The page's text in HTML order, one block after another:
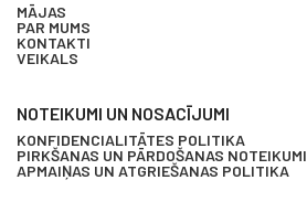
MĀJAS
PAR MUMS
KONTAKTI
VEIKALS
NOTEIKUMI UN NOSACĪJUMI
KONFIDENCIALITĀTES POLITIKA
PIRKŠANAS UN PĀRDOŠANAS NOTEIKUMI
APMAIŅAS UN ATGRIEŠANAS POLITIKA